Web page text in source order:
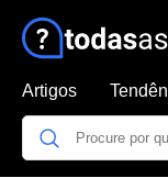
Artigos